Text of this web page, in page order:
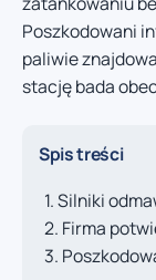
Poszkodowani
paliwie
stację bada
Spis treści
Silniki
Firma